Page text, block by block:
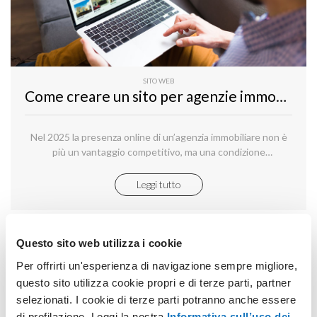
Questo sito web utilizza i cookie
Per offrirti un'esperienza di navigazione sempre migliore,
questo sito utilizza cookie propri e di terze parti, partner
selezionati. I cookie di terze parti potranno anche essere
SITO WEB
Come creare un sito per agenzie immobiliari con Aruba SuperSite
Nel 2025 la presenza online di un’agenzia immobiliare non è
più un vantaggio competitivo, ma una condizione
Leggi tutto